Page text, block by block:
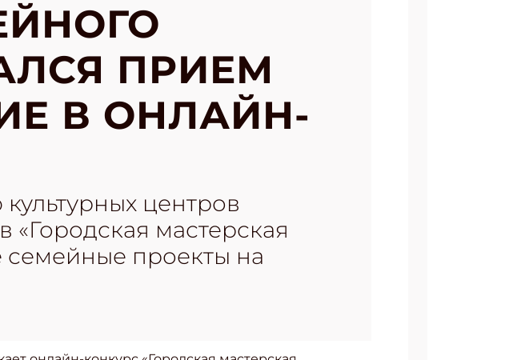
ПРИЕМ
В ОНЛАЙН-
центров
«Городская мастерская
семейные проекты на